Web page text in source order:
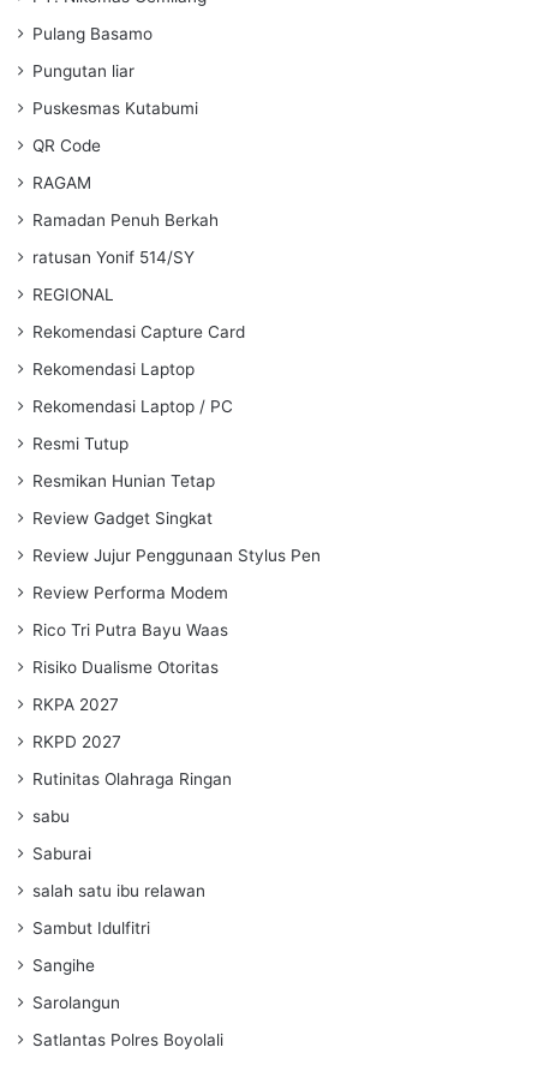
Pulang Basamo
Pungutan liar
Puskesmas Kutabumi
QR Code
RAGAM
Ramadan Penuh Berkah
ratusan Yonif 514/SY
REGIONAL
Rekomendasi Capture Card
Rekomendasi Laptop
Rekomendasi Laptop / PC
Resmi Tutup
Resmikan Hunian Tetap
Review Gadget Singkat
Review Jujur Penggunaan Stylus Pen
Review Performa Modem
Rico Tri Putra Bayu Waas
Risiko Dualisme Otoritas
RKPA 2027
RKPD 2027
Rutinitas Olahraga Ringan
sabu
Saburai
salah satu ibu relawan
Sambut Idulfitri
Sangihe
Sarolangun
Satlantas Polres Boyolali